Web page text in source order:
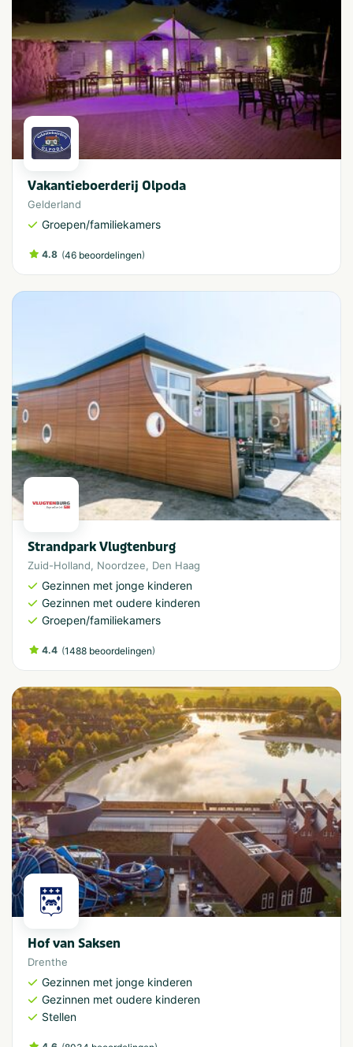
Vakantieboerderij Olpoda
Gelderland
Groepen/familiekamers
4.8 (46 beoordelingen)
Strandpark Vlugtenburg
Zuid-Holland, Noordzee, Den Haag
Gezinnen met jonge kinderen
Gezinnen met oudere kinderen
Groepen/familiekamers
4.4 (1488 beoordelingen)
Hof van Saksen
Drenthe
Gezinnen met jonge kinderen
Gezinnen met oudere kinderen
Stellen